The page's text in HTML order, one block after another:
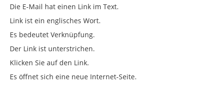
Die E-Mail hat einen Link im Text.
Link ist ein englisches Wort.
Es bedeutet Verknüpfung.
Der Link ist unterstrichen.
Klicken Sie auf den Link.
Es öffnet sich eine neue Internet-Seite.